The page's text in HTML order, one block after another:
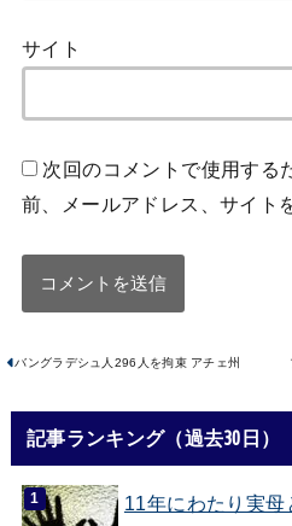
サイト
次回のコメントで使用する
前、メールアドレス、サイト
バングラデシュ人296人を拘束 アチェ州
記事ランキング（過去30日）
11年にわたり実